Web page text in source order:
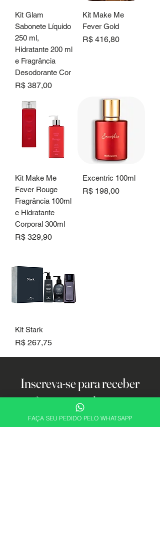
Kit Glam
Sabonete Líquido
250 ml,
Hidratante 200 ml
e Fragrância
Desodorante Cor
Preço
R$ 387,00
Kit Make Me
Fever Gold
Preço
R$ 416,80
Kit Make Me
Fever Rouge
Fragrância 100ml
e Hidratante
Corporal 300ml
Preço
R$ 329,90
Excentric 100ml
Preço
R$ 198,00
Kit Stark
Preço
R$ 267,75
Inscreva-se para receber
ofertas e atualizações
exclusivas.
FAÇA SEU PEDIDO PELO WHATSAPP